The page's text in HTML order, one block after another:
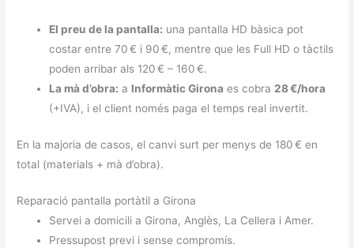
El preu de la pantalla: una pantalla HD bàsica pot
costar entre 70 € i 90 €, mentre que les Full HD o tàctils
poden arribar als 120 € – 160 €.
La mà d’obra: a Informàtic Girona es cobra 28 €/hora
(+IVA), i el client només paga el temps real invertit.
En la majoria de casos, el canvi surt per menys de 180 € en
total (materials + mà d’obra).
Reparació pantalla portàtil a Girona
Servei a domicili a Girona, Anglès, La Cellera i Amer.
Pressupost previ i sense compromís.